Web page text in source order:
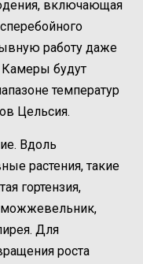
включающая
работу даже
Камеры будут
температур
Цельсия.
Вдоль
растения, такие
гортензия,
можжевельник,
Для
роста